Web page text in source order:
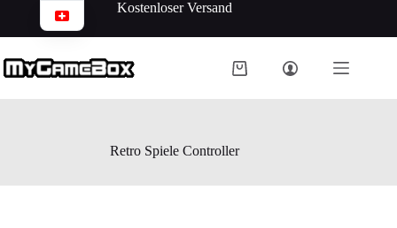
Kostenloser Versand
Retro Spiele Controller